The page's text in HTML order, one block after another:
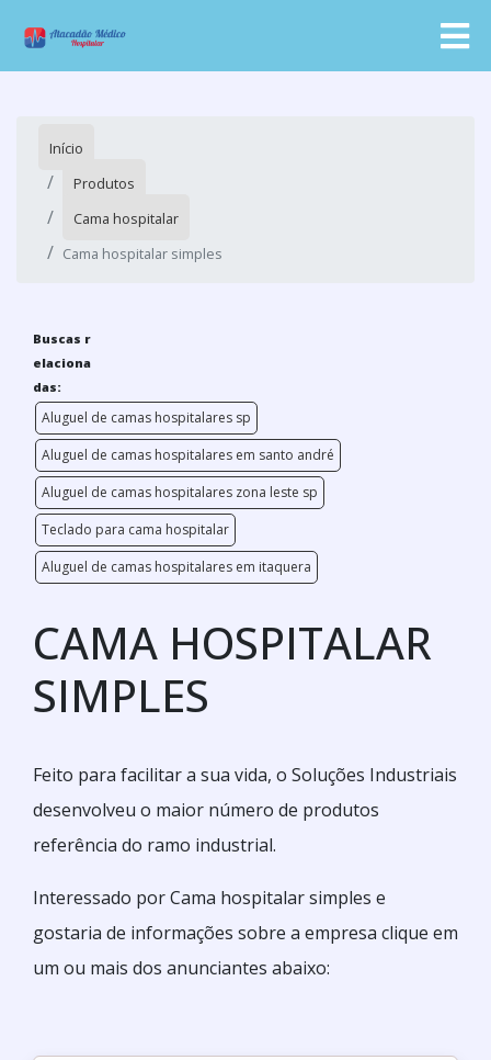
Início
Produtos
Cama hospitalar
Cama hospitalar simples
Buscas r
elaciona
das:
Aluguel de camas hospitalares sp
Aluguel de camas hospitalares em santo andré
Aluguel de camas hospitalares zona leste sp
Teclado para cama hospitalar
Aluguel de camas hospitalares em itaquera
CAMA HOSPITALAR
SIMPLES
Feito para facilitar a sua vida, o Soluções Industriais
desenvolveu o maior número de produtos
referência do ramo industrial.
Interessado por Cama hospitalar simples e
gostaria de informações sobre a empresa clique em
um ou mais dos anunciantes abaixo: